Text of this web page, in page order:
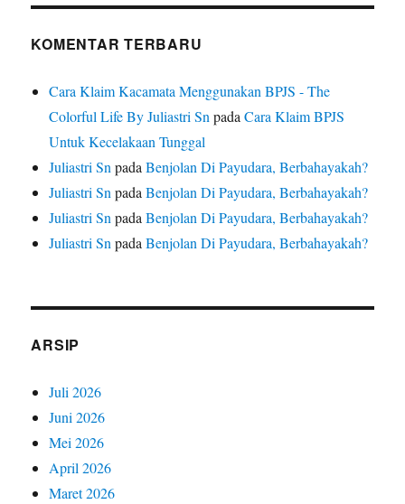
KOMENTAR TERBARU
Cara Klaim Kacamata Menggunakan BPJS - The
Colorful Life By Juliastri SnpadaCara Klaim BPJS
Untuk Kecelakaan Tunggal
Juliastri SnpadaBenjolan Di Payudara, Berbahayakah?
Juliastri SnpadaBenjolan Di Payudara, Berbahayakah?
Juliastri SnpadaBenjolan Di Payudara, Berbahayakah?
Juliastri SnpadaBenjolan Di Payudara, Berbahayakah?
ARSIP
Juli 2026
Juni 2026
Mei 2026
April 2026
Maret 2026